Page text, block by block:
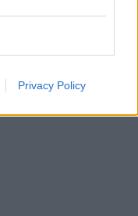
Privacy Policy